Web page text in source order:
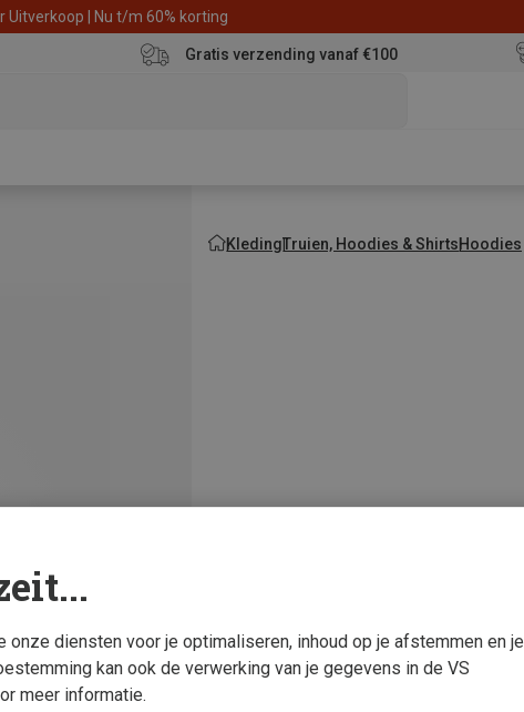
Uitverkoop | Nu t/m 60% korting
Gratis verzending vanaf €100
KledingTruien, Hoodies & ShirtsHoodies
onze diensten voor je optimaliseren, inhoud op je afstemmen en je
kan ook de verwerking van je gegevens in de VS
meer informatie.